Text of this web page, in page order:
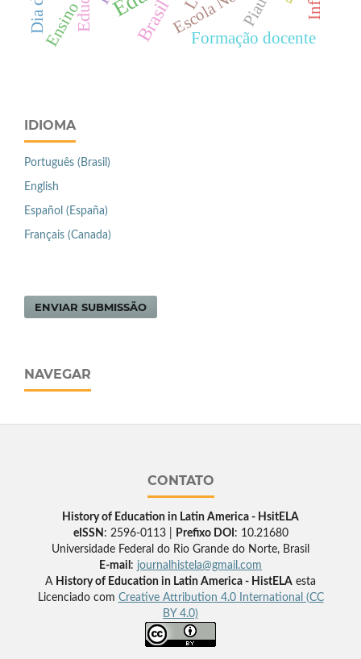
Brasil Formação docente
Piauí
Ensino
IDIOMA
Português (Brasil)
English
Español (España)
Français (Canada)
ENVIAR SUBMISSÃO
NAVEGAR
CONTATO
History of Education in Latin America - HsitELA
eISSN : 2596-0113 | Prefixo DOI : 10.21680
Universidade Federal do Rio Grande do Norte, Brasil
E-mail : journalhistela@gmail.com
A History of Education in Latin America - HistELA esta
Licenciado com Creative Attribution 4.0 International (CC
BY 4.0)